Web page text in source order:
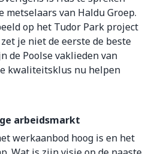
metselaars van Haldu Groep.
op het Tudor Park project
je niet de eerste de beste
de Poolse vaklieden van
kwaliteitsklus nu helpen
arbeidsmarkt
werkaanbod hoog is en het